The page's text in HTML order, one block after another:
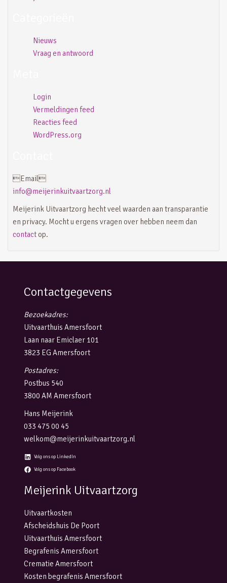
Nieuws
Vraag en antwoord
Login
Vermeldingen feed
Reacties feed
WordPress.org
Email
info@meijerinkuitvaartzorg.nl
Meijerink Uitvaartzorg hecht veel waarden aan transparantie
en privacy. Mocht u ergens vragen over hebben neem dan
contact op.
Contactgegevens
Bezoekadres:
Uitvaarthuis Amersfoort
Laan naar Emiclaer 101
3823 EG Amersfoort
Postadres:
Postbus 540
3800 AM Amersfoort
Hans Meijerink
033 475 00 45
welkom@meijerinkuitvaartzorg.nl
Volg ons op LinkedIn
Volg ons op Facebook
Meijerink Uitvaartzorg
Uitvaartkosten
Afscheidshuis De Poort
Uitvaarthuis Amersfoort
Begrafenis Amersfoort
Crematie Amersfoort
Kosten begrafenis Amersfoort